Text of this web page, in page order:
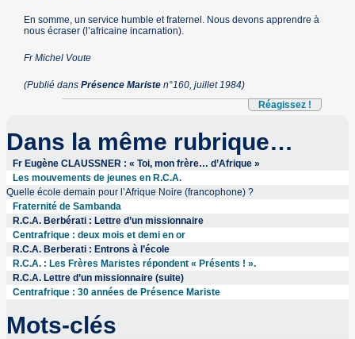
En somme, un service humble et fraternel. Nous devons apprendre à
nous écraser (l’africaine incarnation).
Fr Michel Voute
(Publié dansPrésence Mariste n°160, juillet 1984)
Réagissez !
Dans la même rubrique…
Fr Eugène CLAUSSNER : « Toi, mon frère… d’Afrique »
Les mouvements de jeunes en R.C.A.
Quelle école demain pour l’Afrique Noire (francophone) ?
Fraternité de Sambanda
R.C.A. Berbérati : Lettre d’un missionnaire
Centrafrique : deux mois et demi en or
R.C.A. Berberati : Entrons à l’école
R.C.A. : Les Frères Maristes répondent « Présents ! ».
R.C.A. Lettre d’un missionnaire (suite)
Centrafrique : 30 années de Présence Mariste
Mots-clés